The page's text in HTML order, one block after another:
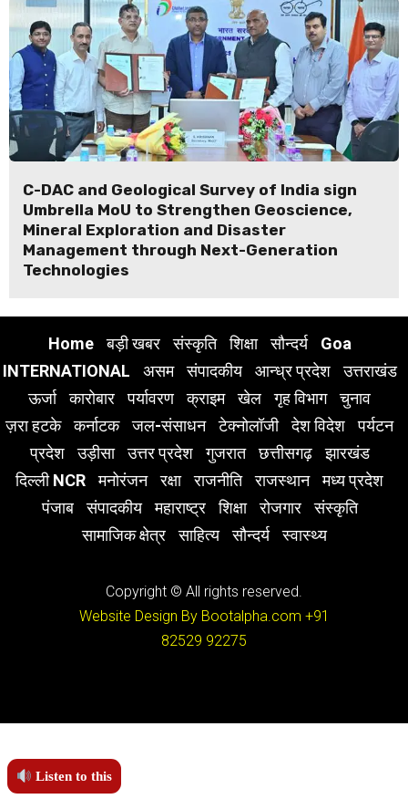
C-DAC and Geological Survey of India sign
Umbrella MoU to Strengthen Geoscience,
Mineral Exploration and Disaster
Management through Next-Generation
Technologies
Home बड़ी खबर संस्कृति शिक्षा सौन्दर्य
Goa
INTERNATIONAL
असम संपादकीय आन्ध्र प्रदेश
उत्तराखंड
ऊर्जा
कारोबार पर्यावरण क्राइम खेल गृह विभाग
चुनाव
ज़रा हटके
कर्नाटक जल-संसाधन टेक्नोलॉजी देश विदेश
पर्यटन
प्रदेश
उड़ीसा उत्तर प्रदेश गुजरात छत्तीसगढ़
झारखंड
दिल्ली NCR
मनोरंजन रक्षा राजनीति राजस्थान
मध्य प्रदेश
पंजाब
संपादकीय महाराष्ट्र शिक्षा रोजगार
संस्कृति
सामाजिक क्षेत्र
साहित्य सौन्दर्य स्वास्थ्य
Copyright © All rights reserved.
Website Design By Bootalpha.com +91
82529 92275
Listen to this